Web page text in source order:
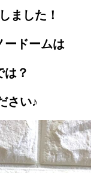
ました！
ードームは
は？
さい♪